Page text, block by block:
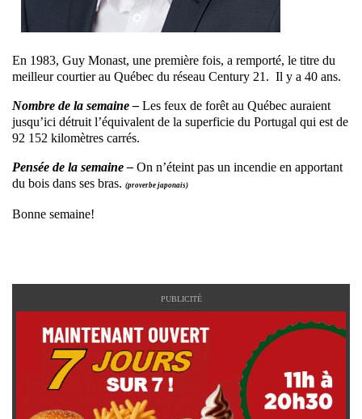
En 1983, Guy Monast, une première fois, a remporté, le titre du
meilleur courtier au Québec du réseau Century 21. Il y a 40 ans.
Nombre de la semaine – Les feux de forêt au Québec auraient
jusqu’ici détruit l’équivalent de la superficie du Portugal qui est de
92 152 kilomètres carrés.
Pensée de la semaine – On n’éteint pas un incendie en apportant
du bois dans ses bras. (proverbe japonais)
Bonne semaine!
PUBLICITÉ